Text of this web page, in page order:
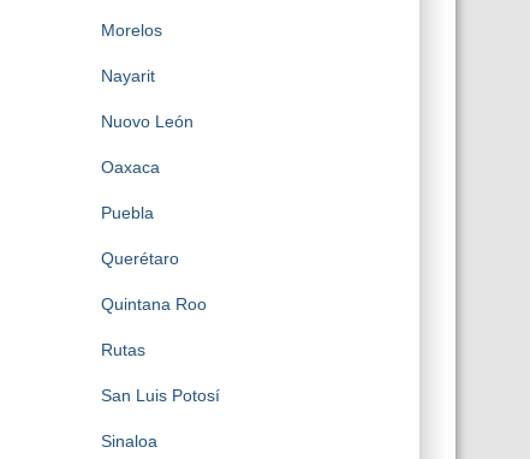
Morelos
Nayarit
Nuovo León
Oaxaca
Puebla
Querétaro
Quintana Roo
Rutas
San Luis Potosí
Sinaloa